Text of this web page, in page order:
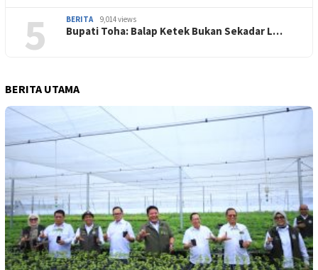
5 BERITA 9,014 views
Bupati Toha: Balap Ketek Bukan Sekadar L…
BERITA UTAMA